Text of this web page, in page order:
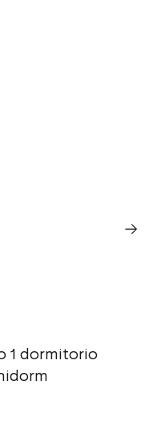
1 dormitorio